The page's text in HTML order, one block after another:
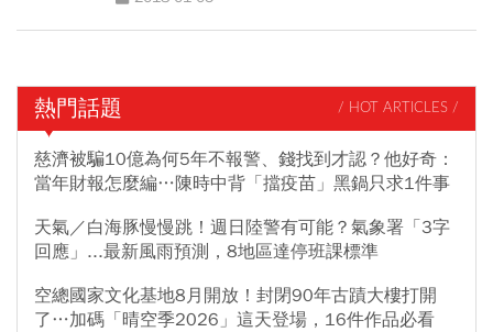
熱門話題 / HOT ARTICLES /
慈濟被騙10億為何5年不報警、錢找到才認？他好奇：
當年財報怎麼編…陳時中背「擋疫苗」黑鍋只求1件事
天氣／白海豚慢慢跳！週日陸警有可能？氣象署「3字
回應」...最新風雨預測，8地區達停班課標準
空總國家文化基地8月開放！封閉90年古蹟大樓打開
了…加碼「晴空季2026」這天登場，16件作品必看